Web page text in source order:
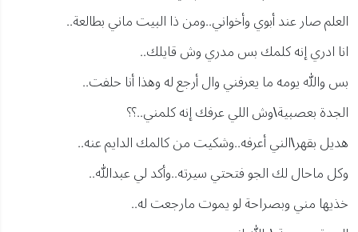
العلم صار عند أبوي وأخواني..ومن ذا البيت ماني بطالعة..
انا ادري إنه كلمك بس مدري وش قايلك..
بس والله يومه ما يعرفني وال أرجع له وهذا أنا حلفت..
الجدة بعصبية\وش اللي عرفك إنه كلمني..؟؟
هديل بقهر\الني أعرفه..وشكيت من كالمك الدايم عنه..
وكل ماحال لك الجو فتحتي سيرته..وأكد لي عبدالله..
خذيها مني وبصراحة لو يموت مارجعت له..